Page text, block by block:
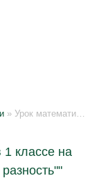
» Урок математики в 1 классе на тему "Уменьшаемое, вычитаемое, разность"
1 классе на